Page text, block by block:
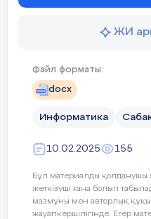
сәйкес оқыту
мақсаттары
Сабақтың
ЖИ
Файл форматы:
docx
Информатика
10.02.2025 155
Бұл материалды қолданушы
жеткізуші ғана болып
мазмұны мен авторлық
жауапкершілігінде. Егер